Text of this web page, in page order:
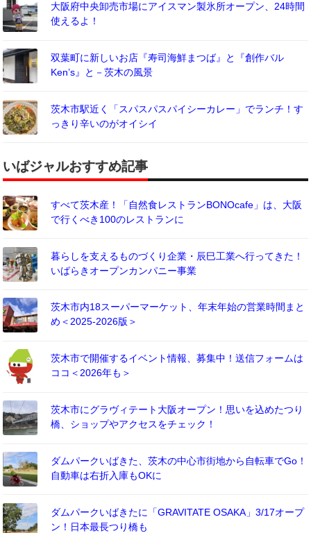
大阪府中央卸売市場にアイスマン製氷所オープン、24時間
使えるよ！
双葉町に新しいお店『寿司海鮮まつば』と『創作バル
Ken’s』と－茨木の風景
茨木市駅近く「スパスパスパイシーカレー」でランチ！す
っきり辛いのがオイシイ
いばジャルおすすめ記事
すべて茨木産！「自然食レストランBONOcafe」は、大阪
で行くべき100のレストランに
暮らしを支えるものづくり企業・辰巳工業へ行ってきた！
いばらきオープンカンパニー事業
茨木市内18スーパーマーケット、年末年始の営業時間まと
め＜2025-2026版＞
茨木市で開催するイベント情報、募集中！送信フォームは
ココ＜2026年も＞
茨木市にグラヴィテート大阪オープン！思いを込めたつり
橋、ショップやアクセスをチェック！
ダムパークいばきた、茨木の中心市街地から自転車でGo！
自動車は右折入庫もOKに
ダムパークいばきたに「GRAVITATE OSAKA」3/17オープ
ン！日本最長つり橋も